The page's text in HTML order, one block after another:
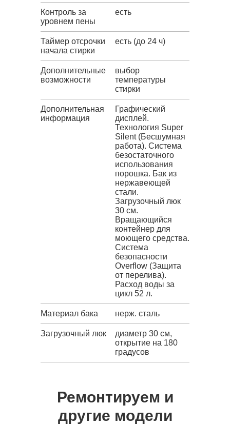
Контроль за
уровнем пены
есть
Таймер отсрочки
начала стирки
есть (до 24 ч)
Дополнительные
возможности
выбор
температуры
стирки
Дополнительная
информация
Графический
дисплей.
Технология Super
Silent (Бесшумная
работа). Система
безостаточного
использования
порошка. Бак из
нержавеющей
стали.
Загрузочный люк
30 см.
Вращающийся
контейнер для
моющего средства.
Система
безопасности
Overflow (Защита
от перелива).
Расход воды за
цикл 52 л.
Материал бака нерж. сталь
Загрузочный люк
диаметр 30 см,
открытие на 180
градусов
Ремонтируем и
другие модели